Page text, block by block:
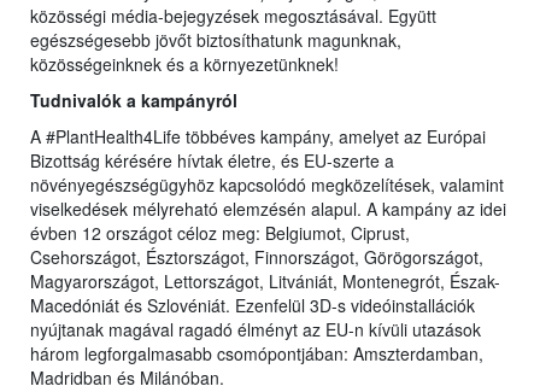
közösségi média-bejegyzések megosztásával. Együtt
egészségesebb jövőt biztosíthatunk magunknak,
közösségeinknek és a környezetünknek!
Tudnivalók a kampányról
A #PlantHealth4Life többéves kampány, amelyet az Európai
Bizottság kérésére hívtak életre, és EU-szerte a
növényegészségügyhöz kapcsolódó megközelítések, valamint
viselkedések mélyreható elemzésén alapul. A kampány az idei
évben 12 országot céloz meg: Belgiumot, Ciprust,
Csehországot, Észtországot, Finnországot, Görögországot,
Magyarországot, Lettországot, Litvániát, Montenegrót, Észak-
Macedóniát és Szlovéniát. Ezenfelül 3D-s videóinstallációk
nyújtanak magával ragadó élményt az EU-n kívüli utazások
három legforgalmasabb csomópontjában: Amszterdamban,
Madridban és Milánóban.